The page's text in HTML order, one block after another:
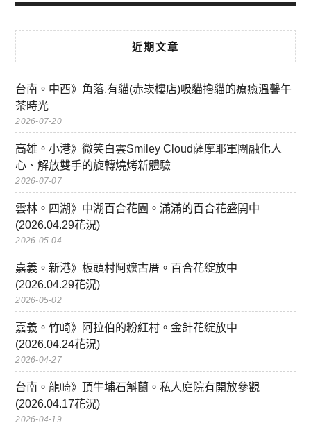
近期文章
台南。中西》角落.有貓(赤崁樓店)吸貓擼貓的療癒溫馨午
茶時光
2026-07-20
高雄。小港》微笑白雲Smiley Cloud薩摩耶軍團融化人
心、解放雙手的旋轉燒烤新體驗
2026-07-07
雲林。四湖》中湖百合花園。滿滿的百合花盛開中
(2026.04.29花況)
2026-05-04
嘉義。新港》板頭村阿嬤古厝。百合花綻放中
(2026.04.29花況)
2026-05-02
嘉義。竹崎》阿拉伯的粉紅村。金針花綻放中
(2026.04.24花況)
2026-04-27
台南。龍崎》頂牛埔石斛蘭。私人庭院有開放參觀
(2026.04.17花況)
2026-04-19